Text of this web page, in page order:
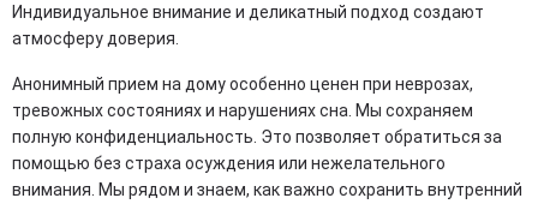
Индивидуальное внимание и деликатный подход создают
атмосферу доверия.
Анонимный прием на дому особенно ценен при неврозах,
тревожных состояниях и нарушениях сна. Мы сохраняем
полную конфиденциальность. Это позволяет обратиться за
помощью без страха осуждения или нежелательного
внимания. Мы рядом и знаем, как важно сохранить внутренний